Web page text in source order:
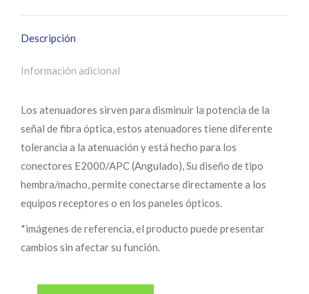
Descripción
Información adicional
Los atenuadores sirven para disminuir la potencia de la
señal de fibra óptica, estos atenuadores tiene diferente
tolerancia a la atenuación y está hecho para los
conectores E2000/APC (Angulado), Su diseño de tipo
hembra/macho, permite conectarse directamente a los
equipos receptores o en los paneles ópticos.
*imágenes de referencia, el producto puede presentar
cambios sin afectar su función.